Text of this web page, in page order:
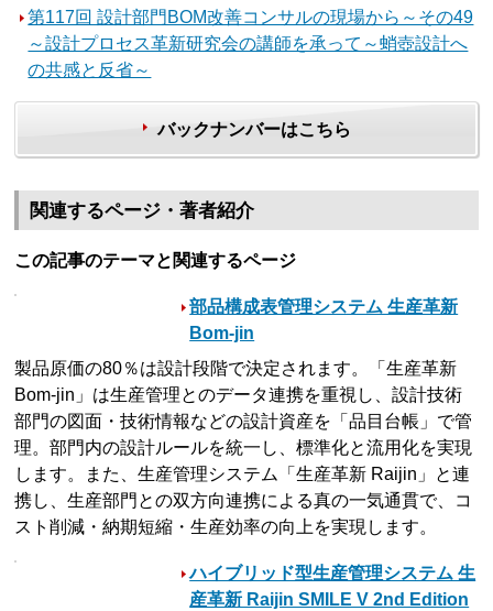
第117回 設計部門BOM改善コンサルの現場から～その49
～設計プロセス革新研究会の講師を承って～蛸壺設計へ
の共感と反省～
バックナンバーはこちら
関連するページ・著者紹介
この記事のテーマと関連するページ
部品構成表管理システム 生産革新
Bom-jin
製品原価の80％は設計段階で決定されます。「生産革新
Bom-jin」は生産管理とのデータ連携を重視し、設計技術
部門の図面・技術情報などの設計資産を「品目台帳」で管
理。部門内の設計ルールを統一し、標準化と流用化を実現
します。また、生産管理システム「生産革新 Raijin」と連
携し、生産部門との双方向連携による真の一気通貫で、コ
スト削減・納期短縮・生産効率の向上を実現します。
ハイブリッド型生産管理システム 生
産革新 Raijin SMILE V 2nd Edition